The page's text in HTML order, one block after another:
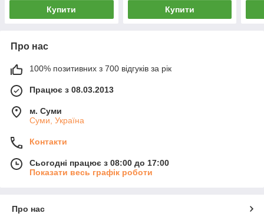
Купити Купити
Про нас
100% позитивних з 700 відгуків за рік
Працює з 08.03.2013
м. Суми
Суми, Україна
Контакти
Сьогодні працює з 08:00 до 17:00
Показати весь графік роботи
Про нас